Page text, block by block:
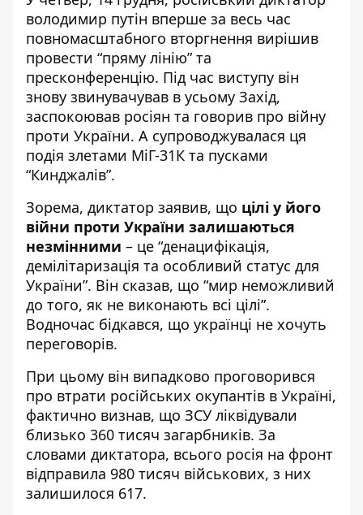
володимир путін вперше за весь час
повномасштабного вторгнення вирішив
провести “пряму лінію” та
пресконференцію. Під час виступу він
знову звинувачував в усьому Захід,
заспокоював росіян та говорив про війну
проти України. А супроводжувалася ця
подія злетами МіГ-31К та пусками
“Кинджалів”.
Зорема, диктатор заявив, що цілі у його
війни проти України залишаються
незмінними – це “денацифікація,
демілітаризація та особливий статус для
України”. Він сказав, що “мир неможливий
до того, як не виконають всі цілі”.
Водночас бідкався, що українці не хочуть
переговорів.
При цьому він випадково проговорився
про втрати російських окупантів в Україні,
фактично визнав, що ЗСУ ліквідували
близько 360 тисяч загарбників. За
словами диктатора, всього росія на фронт
відправила 980 тисяч військових, з них
залишилося 617.